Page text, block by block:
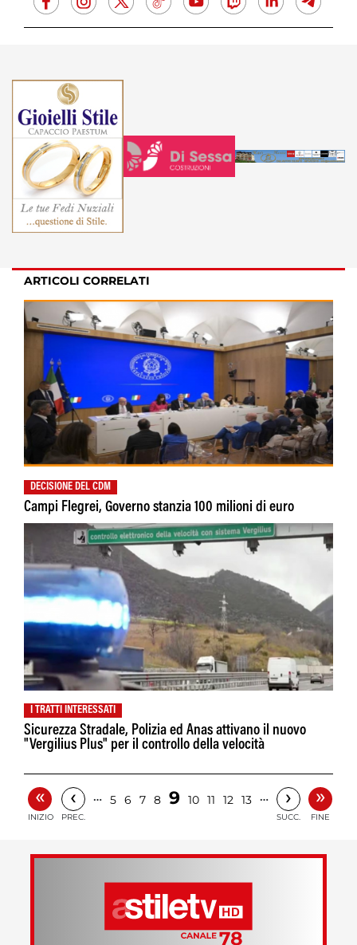
ARTICOLI CORRELATI
DECISIONE DEL CDM
Campi Flegrei, Governo stanzia 100 milioni di euro
I TRATTI INTERESSATI
Sicurezza Stradale, Polizia ed Anas attivano il nuovo
"Vergilius Plus" per il controllo della velocità
«
INIZIO
‹
PREC.
… 5 6 7 8 9 10 11 12 13 … ›
SUCC.
»
FINE